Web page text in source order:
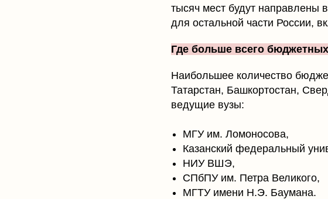
тысяч мест будут направлены
для остальной части России,
Где больше всего
Наибольшее количество
Татарстан, Башкортостан,
ведущие вузы:
МГУ им. Ломоносова,
Казанский федеральный
НИУ ВШЭ,
СПбПУ им. Петра Великого,
МГТУ имени Н.Э. Баумана.